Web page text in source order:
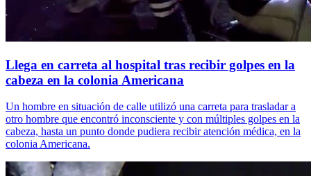
Llega en carreta al hospital tras recibir golpes en la
cabeza en la colonia Americana
Un hombre en situación de calle utilizó una carreta para trasladar a
otro hombre que encontró inconsciente y con múltiples golpes en la
cabeza, hasta un punto donde pudiera recibir atención médica, en la
colonia Americana.